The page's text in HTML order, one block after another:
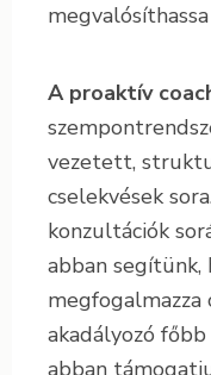
A proaktív
vezetett,
cselekvések
konzultációk
abban segítünk,
megfogalmazza
akadályozó
abban